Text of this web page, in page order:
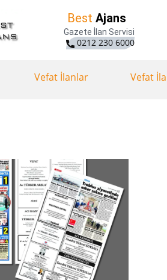
Best Ajans
Gazete İlan Servisi
0212 230 6000
Vefat İlanlar Vefat